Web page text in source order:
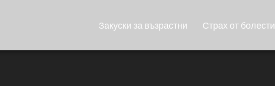
Закуски за възрастни Страх от болести